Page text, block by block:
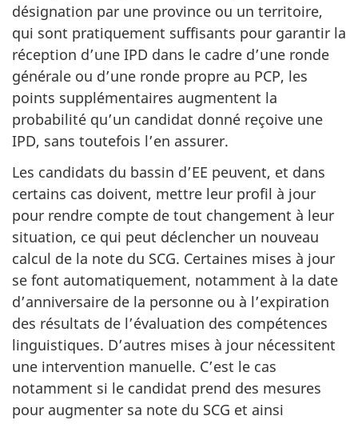
désignation par une province ou un territoire,
qui sont pratiquement suffisants pour garantir la
réception d’une IPD dans le cadre d’une ronde
générale ou d’une ronde propre au PCP, les
points supplémentaires augmentent la
probabilité qu’un candidat donné reçoive une
IPD, sans toutefois l’en assurer.
Les candidats du bassin d’EE peuvent, et dans
certains cas doivent, mettre leur profil à jour
pour rendre compte de tout changement à leur
situation, ce qui peut déclencher un nouveau
calcul de la note du SCG. Certaines mises à jour
se font automatiquement, notamment à la date
d’anniversaire de la personne ou à l’expiration
des résultats de l’évaluation des compétences
linguistiques. D’autres mises à jour nécessitent
une intervention manuelle. C’est le cas
notamment si le candidat prend des mesures
pour augmenter sa note du SCG et ainsi